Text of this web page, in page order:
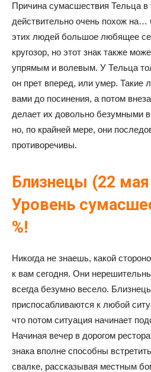
Причина сумасшествия Тельца в
действительно очень похож на…
этих людей большое любящее
кругозор, но этот знак также
упрямым и волевым. У Тельца
он прет вперед, или умер. Такие
вами до посинения, а потом
делает их довольно безумными
но, по крайней мере, они
противоречивы.
Близнецы (22
Уровень
%!
Никогда не знаешь, какой
к вам сегодня. Они
всегда безумно весело.
приспосабливаются к любой
что потом ситуация начинает
Начиная вечер в дорогом
знака вполне способны
свалке, рассказывая местным